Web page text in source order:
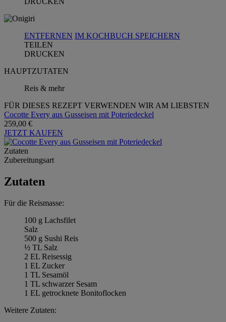
ENTFERNEN IM KOCHBUCH SPEICHERN
TEILEN
DRUCKEN
HAUPTZUTATEN
Reis & mehr
FÜR DIESES REZEPT VERWENDEN WIR AM LIEBSTEN
Cocotte Every aus Gusseisen mit Poteriedeckel
259,00 €
JETZT KAUFEN
Zutaten
Zubereitungsart
Zutaten
Für die Reismasse:
100 g Lachsfilet
Salz
500 g Sushi Reis
½ TL Salz
2 EL Reisessig
1 EL Zucker
1 TL Sesamöl
1 TL schwarzer Sesam
1 EL getrocknete Bonitoflocken
Weitere Zutaten: